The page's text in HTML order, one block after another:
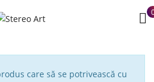
care să se potrivească cu